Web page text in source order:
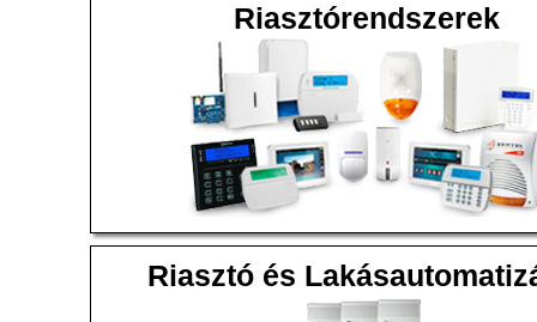
Riasztórendszerek
Riasztó és